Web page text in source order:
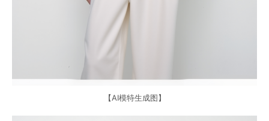
【AI模特生成图】